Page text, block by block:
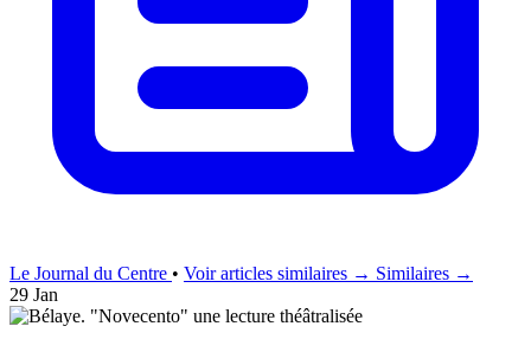
Le Journal du Centre • Voir articles similaires → Similaires →
29 Jan